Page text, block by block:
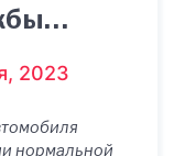
2023
нормальной